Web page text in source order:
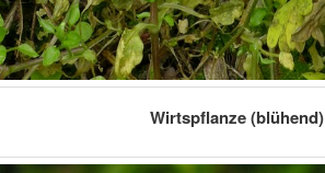
Wirtspflanze (blühend)